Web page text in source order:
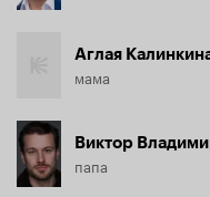
Аглая
мама
Виктор
папа